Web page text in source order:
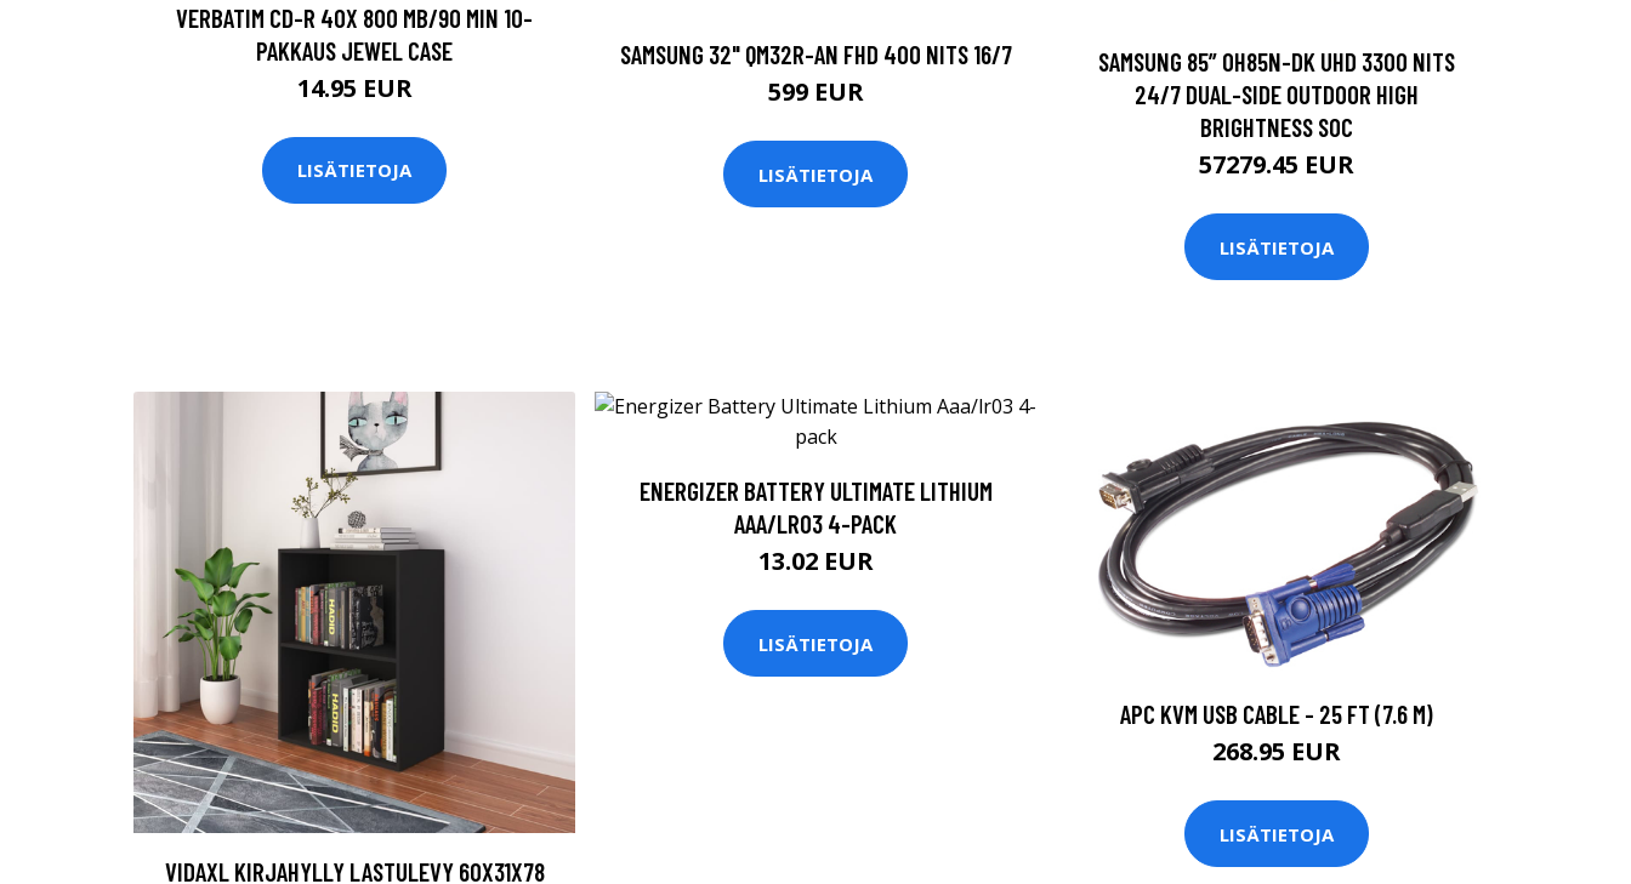
VERBATIM CD-R 40X 800 MB/90 MIN 10-
PAKKAUS JEWEL CASE
14.95 EUR
LISÄTIETOJA
SAMSUNG 32" QM32R-AN FHD 400 NITS 16/7
599 EUR
LISÄTIETOJA
SAMSUNG 85” OH85N-DK UHD 3300 NITS
24/7 DUAL-SIDE OUTDOOR HIGH
BRIGHTNESS SOC
57279.45 EUR
LISÄTIETOJA
VIDAXL KIRJAHYLLY LASTULEVY 60X31X78
ENERGIZER BATTERY ULTIMATE LITHIUM
AAA/LR03 4-PACK
13.02 EUR
LISÄTIETOJA
APC KVM USB CABLE - 25 FT (7.6 M)
268.95 EUR
LISÄTIETOJA